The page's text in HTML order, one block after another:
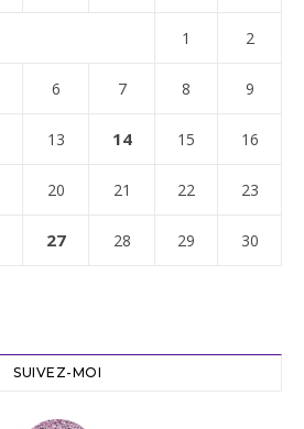
1 2
6 7 8 9
13 14 15 16
20 21 22 23
27 28 29 30
SUIVEZ-MOI